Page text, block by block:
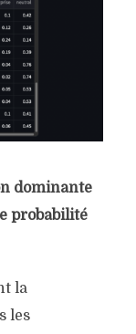
dominante
probabilité
la
les